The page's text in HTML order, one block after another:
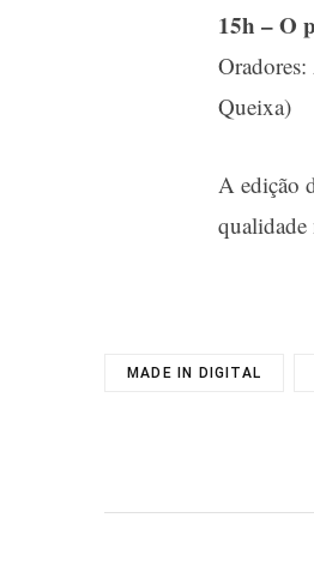
15h – O
Queixa)
A edição
qualidade
MADE IN DIGITAL